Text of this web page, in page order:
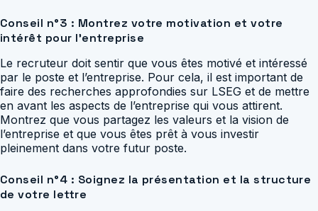
Conseil n°3 : Montrez votre motivation et votre
intérêt pour l’entreprise
Le recruteur doit sentir que vous êtes motivé et intéressé
par le poste et l’entreprise. Pour cela, il est important de
faire des recherches approfondies sur LSEG et de mettre
en avant les aspects de l’entreprise qui vous attirent.
Montrez que vous partagez les valeurs et la vision de
l’entreprise et que vous êtes prêt à vous investir
pleinement dans votre futur poste.
Conseil n°4 : Soignez la présentation et la structure
de votre lettre